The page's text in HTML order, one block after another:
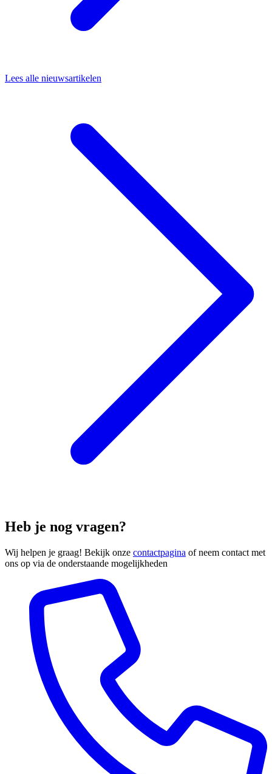
Lees alle nieuwsartikelen
Heb je nog vragen?
Wij helpen je graag! Bekijk onze contactpagina of neem contact met
ons op via de onderstaande mogelijkheden